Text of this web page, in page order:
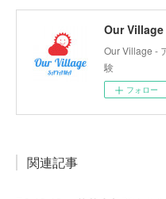
Our Village
Our Village -
験
フォロー
関連記事